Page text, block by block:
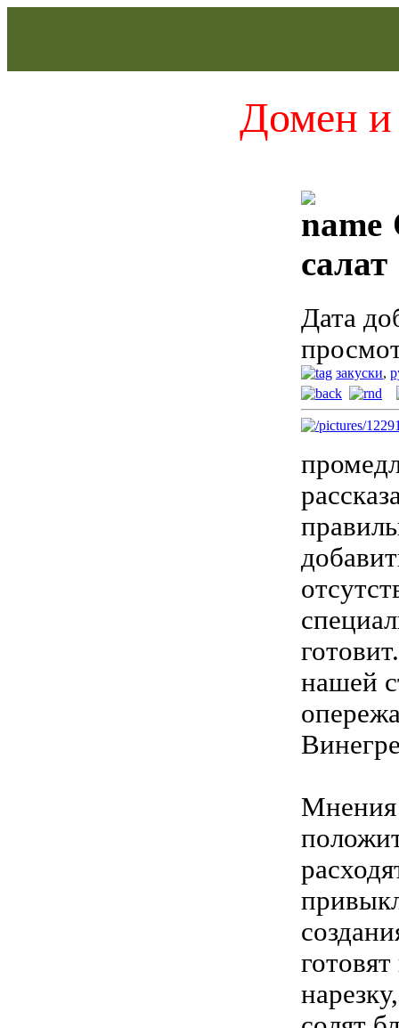
Домен и
салат
Дата
закуски,
нашей
Мнения